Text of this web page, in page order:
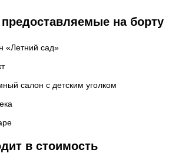
предоставляемые на борту
«Летний сад»
салон с детским уголком
в стоимость